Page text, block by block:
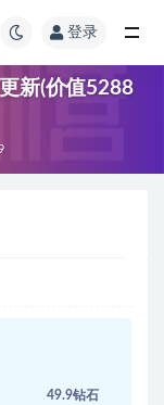
登录
新(价值5288
49.9钻石